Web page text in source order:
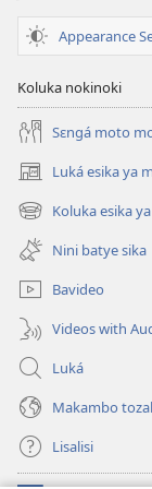
YA
BOYEKOLI
ya
Mars
2026
—
NIMERO
BOYEKOLI
Sanza
ya
Mars
ya
Appearance
Koluka nokinoki
Sɛngá moto
Luká esika ya
(fungolá
fenɛtrɛ
mosusu)
Koluka esika
(fungolá
fenɛtrɛ
mosusu)
Nini batye sika
Bavideo
Videos with
Luká
Makambo
Lisalisi